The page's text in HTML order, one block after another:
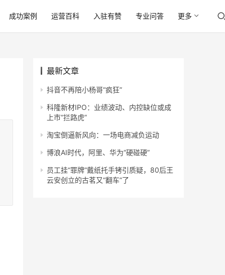
成功案例 运营百科 入驻有赞 专业问答 更多
最新文章
抖音不再陪小杨哥“疯狂”
科隆新材IPO：业绩波动、内控缺位或成
上市“拦路虎”
淘宝倒逼新风向：一场电商减负运动
博浪AI时代，阿里、华为“硬碰硬”
员工挂“罪牌”戴纸托手铐引质疑，80后王
云安创立的古茗又“翻车”了